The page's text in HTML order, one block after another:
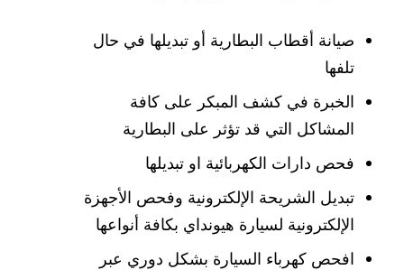
صيانة أقطاب البطارية أو تبديلها في حال
تلفها
الخبرة في كشف المبكر على كافة
المشاكل التي قد تؤثر على البطارية
فحص دارات الكهربائية او تبديلها
تبديل الشريحة الإلكترونية وفحص الأجهزة
الإلكترونية لسيارة هيونداي بكافة أنواعها
افحص كهرباء السيارة بشكل دوري عبر